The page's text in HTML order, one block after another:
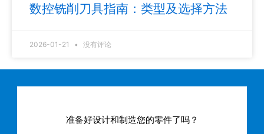
数控铣削刀具指南：类型及选择方法
2026-01-21 没有评论
准备好设计和制造您的零件了吗？